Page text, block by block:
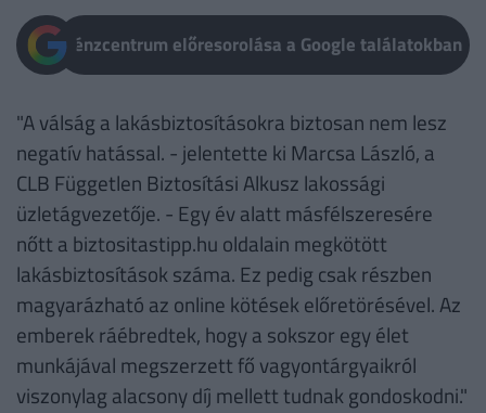
Pénzcentrum előresorolása a Google találatokban
"A válság a lakásbiztosításokra biztosan nem lesz
negatív hatással. - jelentette ki Marcsa László, a
CLB Független Biztosítási Alkusz lakossági
üzletágvezetője. - Egy év alatt másfélszeresére
nőtt a biztositastipp.hu oldalain megkötött
lakásbiztosítások száma. Ez pedig csak részben
magyarázható az online kötések előretörésével. Az
emberek ráébredtek, hogy a sokszor egy élet
munkájával megszerzett fő vagyontárgyaikról
viszonylag alacsony díj mellett tudnak gondoskodni."